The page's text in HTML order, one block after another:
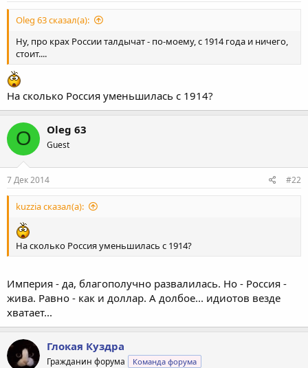
Oleg 63 сказал(а):
Ну, про крах России талдычат - по-моему, с 1914 года и ничего,
стоит....
На сколько Россия уменьшилась с 1914?
O Oleg 63
Guest
7 Дек 2014 #22
kuzzia сказал(а):
На сколько Россия уменьшилась с 1914?
Империя - да, благополучно развалилась. Но - Россия -
жива. Равно - как и доллар. А долбое... идиотов везде
хватает...
Глокая Куздра
Гражданин форума Команда форума